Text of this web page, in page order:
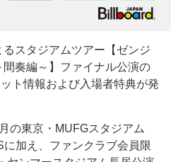
スタジアムツアー【ゼンジ
奏編～】ファイナル公演の
ト情報および入場者特典が発
の東京・MUFGスタジアム
に加え、ファンクラブ会員限